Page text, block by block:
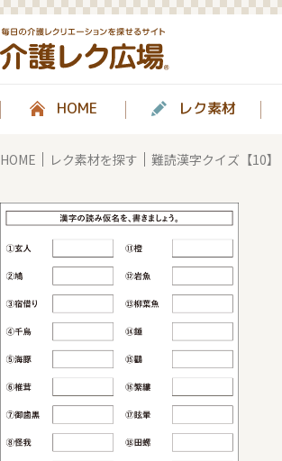
HOME レク素材
HOME レク素材を探す 難読漢字クイズ【10】